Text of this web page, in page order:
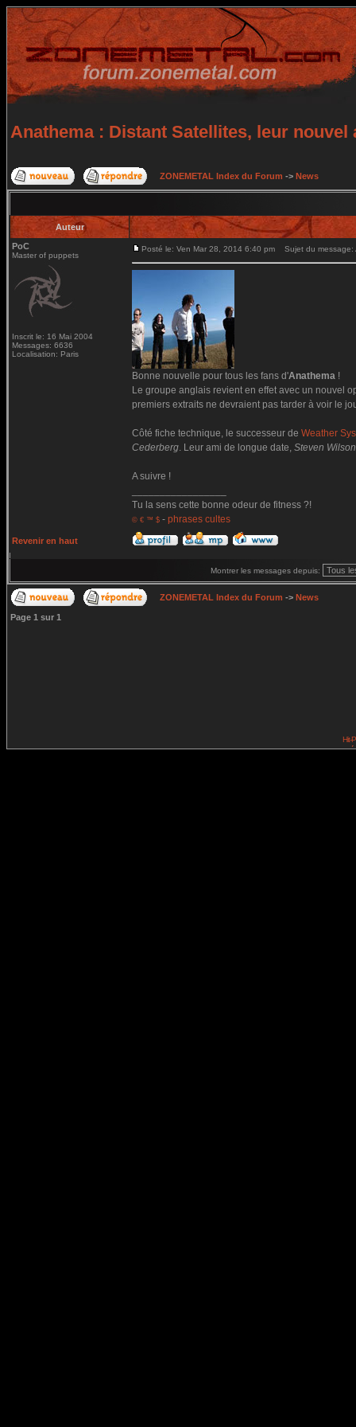
Anathema : Distant Satellites, leur nouvel
ZONEMETAL Index du Forum -> News
Auteur
PoC
Master of puppets
Inscrit le: 16 Mai 2004
Messages: 6636
Localisation: Paris
Posté le: Ven Mar 28, 2014 6:40 pm Sujet du message:
Bonne nouvelle pour tous les fans d'Anathema !
Le groupe anglais revient en effet avec un nouvel
premiers extraits ne devraient pas tarder à voir le
Côté fiche technique, le successeur de Weather
Cederberg. Leur ami de longue date, Steven Wilson
A suivre !
Tu la sens cette bonne odeur de fitness ?!
© € ™ $ - phrases cultes
Revenir en haut
Montrer les messages depuis:
ZONEMETAL Index du Forum -> News
Page 1 sur 1